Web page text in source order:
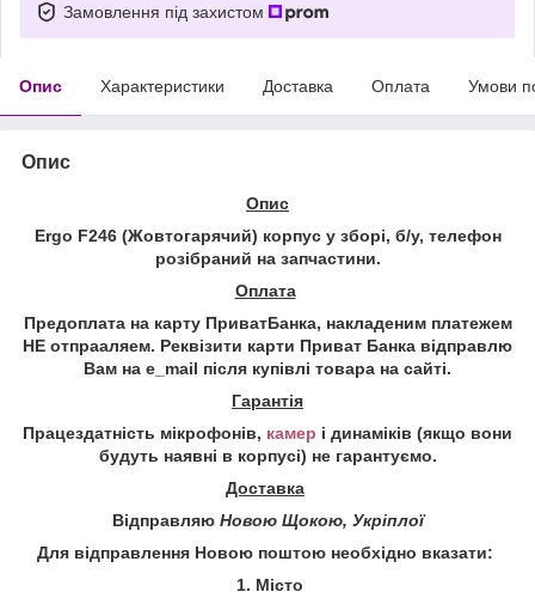
Замовлення під захистом
Опис Характеристики Доставка Оплата Умови
Опис
Опис
Ergo F246(Жовтогарячий) корпус у зборі, б/у, телефон
розібраний на запчастини.
Оплата
Предоплата на карту ПриватБанка, накладеним платежем
НЕ отпрааляем. Реквізити карти Приват Банка відправлю
Вам на e_mail після купівлі товара на сайті.
Гарантія
Працездатність мікрофонів, камер і динаміків (якщо вони
будуть наявні в корпусі) не гарантуємо.
Доставка
Відправляю Новою Щокою, Укріплої
Для відправлення Новою поштою необхідно вказати:
1. Місто